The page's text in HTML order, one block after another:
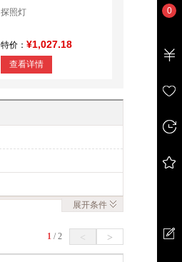
探照灯
特价： ¥1,027.18
查看详情
展开条件
1 / 2 < >
0